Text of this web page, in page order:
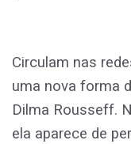
Circulam nas
uma nova forma
Dilma Rousseff.
ela aparece de